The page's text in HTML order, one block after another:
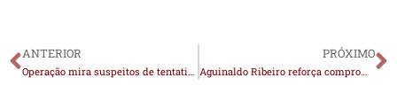
ANTERIOR
Operação mira suspeitos de tentativa de assalto a carro-forte na Paraíba; policial é um dos alvos
PRÓXIMO
Aguinaldo Ribeiro reforça compromisso municipalista em agenda intensa com prefeitos e lideranças em Brasília